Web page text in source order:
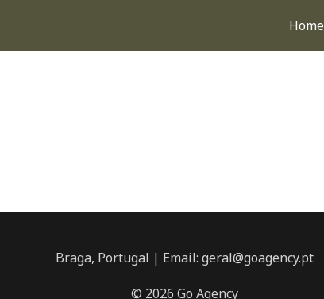
Home
Braga, Portugal | Email: geral@goagency.pt
© 2026 Go Agency